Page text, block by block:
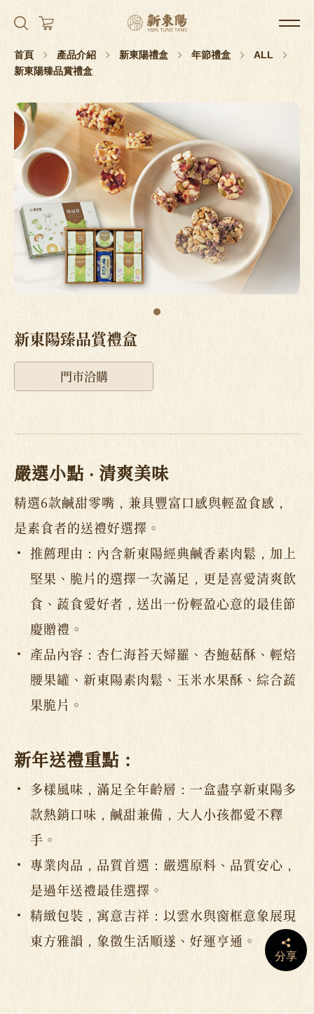
首頁 產品介紹 新東陽禮盒 年節禮盒
ALL
新東陽臻品賞禮盒
新東陽臻品賞禮盒
門市洽購
分享
嚴選小點 ‧ 清爽美味
精選6款鹹甜零嘴，兼具豐富口感與輕盈食感，
是素食者的送禮好選擇。
推薦理由：內含新東陽經典鹹香素肉鬆，加上
堅果、脆片的選擇一次滿足，更是喜愛清爽飲
食、蔬食愛好者，送出一份輕盈心意的最佳節
慶贈禮。
產品內容：杏仁海苔天婦羅、杏鮑菇酥、輕焙
腰果罐、新東陽素肉鬆、玉米水果酥、綜合蔬
果脆片。
新年送禮重點：
多樣風味，滿足全年齡層：一盒盡享新東陽多
款熱銷口味，鹹甜兼備，大人小孩都愛不釋
手。
專業肉品，品質首選：嚴選原料、品質安心，
是過年送禮最佳選擇。
精緻包裝，寓意吉祥：以雲水與窗框意象展現
東方雅韻，象徵生活順遂、好運亨通。